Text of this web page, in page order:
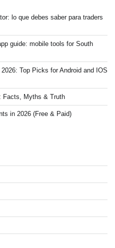
lo que debes saber para traders
guide: mobile tools for South
Top Picks for Android and IOS
Facts, Myths & Truth
in 2026 (Free & Paid)